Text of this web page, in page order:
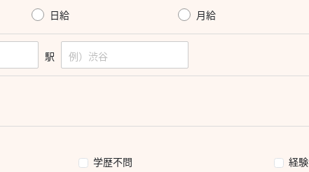
日給 月給
駅
学歴不問
経